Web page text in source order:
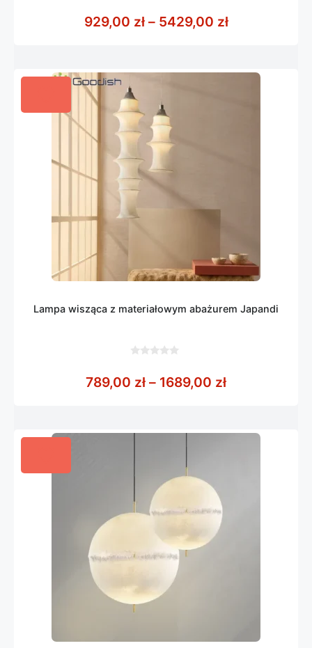
5
929,00 zł – 5429,00 złZakres cen:
Lampa wisząca z materiałowym abażurem Japandi
5
789,00 zł – 1689,00 złZakres cen: